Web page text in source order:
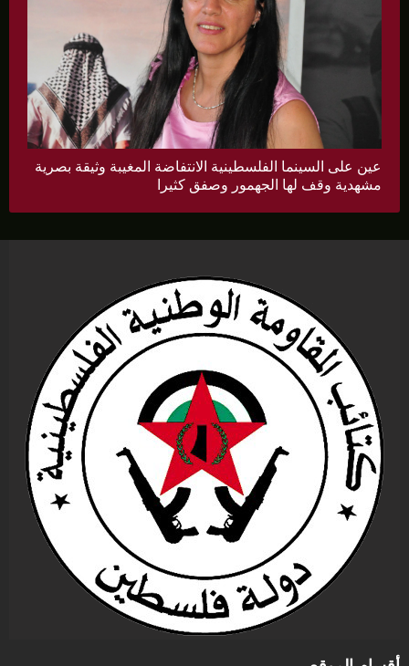
عين على السينما الفلسطينية الانتفاضة المغيبة وثيقة بصرية
مشهدية وقف لها الجهمور وصفق كثيرا